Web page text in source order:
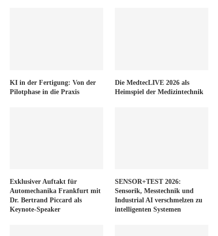
KI in der Fertigung: Von der
Pilotphase in die Praxis
Die MedtecLIVE 2026 als
Heimspiel der Medizintechnik
Exklusiver Auftakt für
Automechanika Frankfurt mit
Dr. Bertrand Piccard als
Keynote-Speaker
SENSOR+TEST 2026:
Sensorik, Messtechnik und
Industrial AI verschmelzen zu
intelligenten Systemen